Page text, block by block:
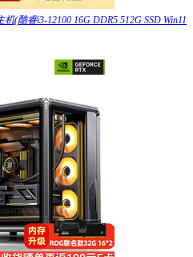
(酷睿i3-12100 16G DDR5 512G SSD Win11